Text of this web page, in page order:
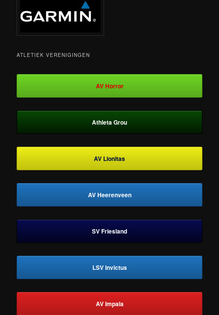
ATLETIEK VERENIGINGEN
AV Horror
Athleta Grou
AV Lionitas
AV Heerenveen
SV Friesland
LSV Invictus
AV Impala